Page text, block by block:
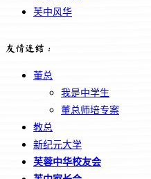
芙中风华
友情连结：
董总
我是中学生
董总师培专案
教总
新纪元大学
芙蓉中华校友会